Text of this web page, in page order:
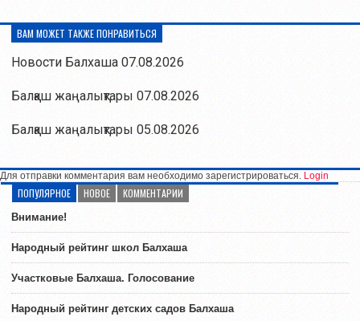
ВАМ МОЖЕТ ТАКЖЕ ПОНРАВИТЬСЯ
Новости Балхаша 07.08.2026
Балқаш жаңалықтары 07.08.2026
Балқаш жаңалықтары 05.08.2026
Для отправки комментария вам необходимо зарегистрироваться. Login
ПОПУЛЯРНОЕ НОВОЕ КОММЕНТАРИИ
Внимание!
Народный рейтинг школ Балхаша
Участковые Балхаша. Голосование
Народный рейтинг детских садов Балхаша